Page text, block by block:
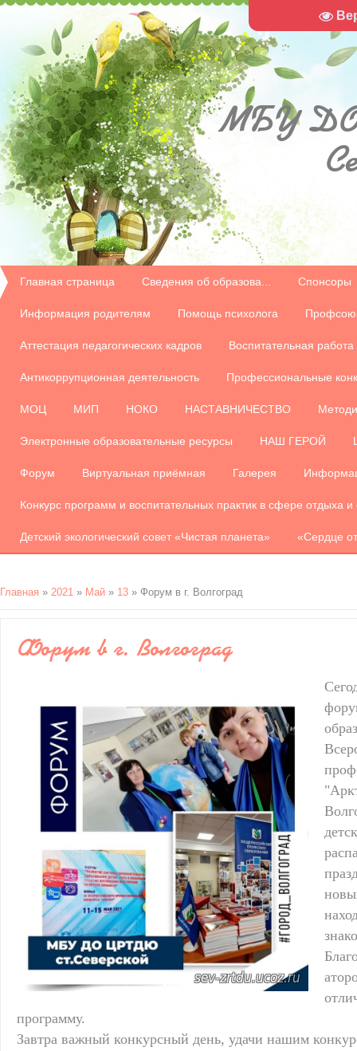
МБУ
Главная страница Сведения об образова... Спонсоры
Информация родителям Помощь психолога
Аттестация педагогических кадров Воспитательная работа
Антикоррупционная деятельность Профессиональные
МОЦ МИП НОКО НАСТАВНИЧЕСТВО
Электронные образовательные ресурсы НАШ ГЕРОЙ
Форум Виртуальная приёмная Галерея
Конкурс программ и воспитательных практик в сфере отдыха
Детский экологический совет «Чистая планета» «Сердце
Главная » 2021 » Май » 13 » Форум в г. Волгоград
Форум в г. Волгоград
программу.
Завтра важный конкурсный день, удачи нашим